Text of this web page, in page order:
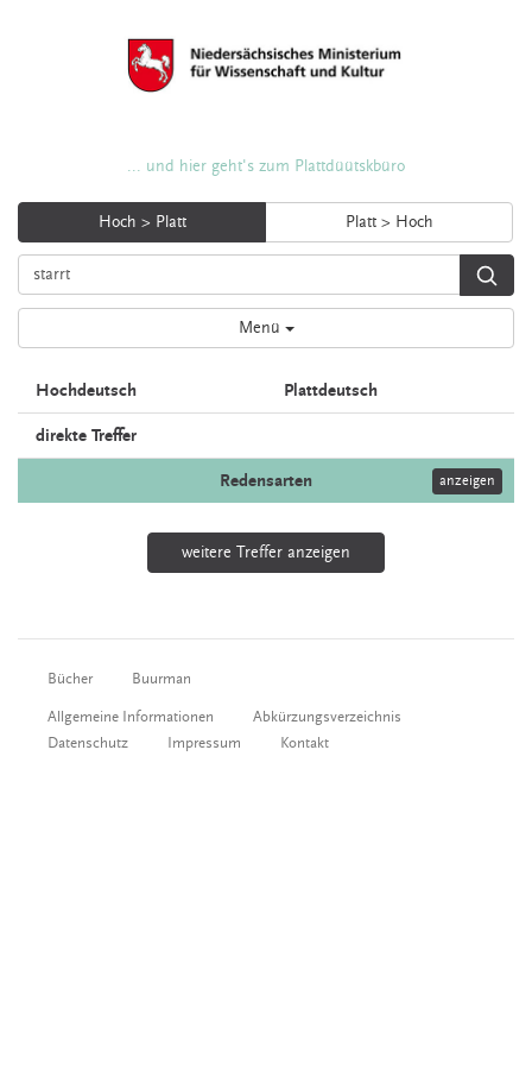
... und hier geht's zum Plattdüütskbüro
Hoch > Platt Platt > Hoch
Menü
Hochdeutsch Plattdeutsch
direkte Treffer
Redensarten anzeigen
weitere Treffer anzeigen
Bücher Buurman
Allgemeine Informationen
Abkürzungsverzeichnis
Datenschutz
Impressum Kontakt